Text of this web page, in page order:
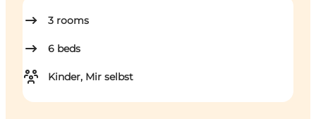
3 rooms
6 beds
Kinder, Mir selbst